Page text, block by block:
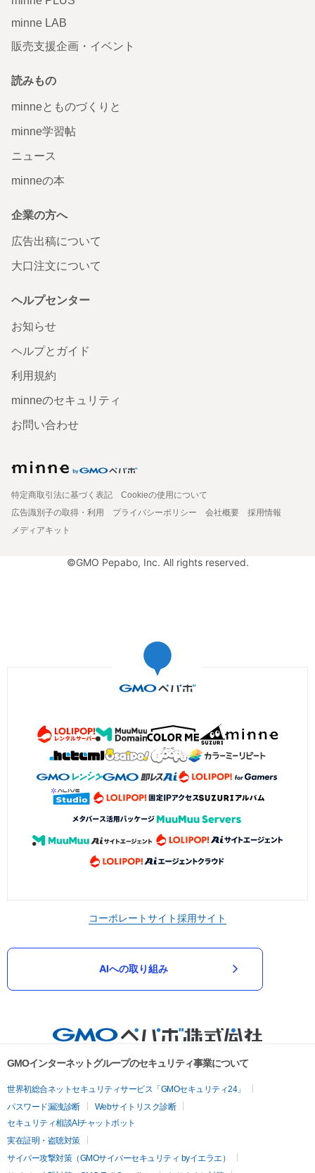
minne LAB
販売支援企画・イベント
読みもの
minneとものづくりと
minne学習帖
ニュース
minneの本
企業の方へ
広告出稿について
大口注文について
ヘルプセンター
お知らせ
ヘルプとガイド
利用規約
minneのセキュリティ
お問い合わせ
特定商取引法に基づく表記
Cookieの使用について
広告識別子の取得・利用
プライバシーポリシー 会社概要
採用情報
メディアキット
©GMO Pepabo, Inc. All rights reserved.
コーポレートサイト採用サイト
AIへの取り組み
GMOインターネットグループのセキュリティ事業について
世界初総合ネットセキュリティサービス「GMOセキュリティ24」
パスワード漏洩診断
Webサイトリスク診断
セキュリティ相談AIチャットボット
実在証明・盗聴対策
サイバー攻撃対策（GMOサイバーセキュリティ byイエラエ）